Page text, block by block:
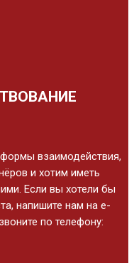
взаимодействия,
и хотим иметь
Если вы хотели бы
напишите нам на е-
по телефону: